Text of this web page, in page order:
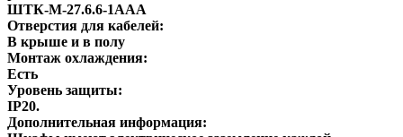
ШТК-М-27.6.6-1ААА
Отверстия для кабелей:
В крыше и в полу
Монтаж охлаждения:
Есть
Уровень защиты:
IP20.
Дополнительная информация: